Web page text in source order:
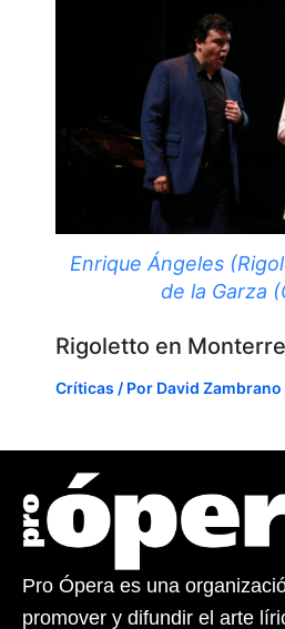
Enrique Ángeles
de la Garza
Rigoletto en
Críticas / Por David Zambrano
Pro Ópera es una
promover y difundir el arte